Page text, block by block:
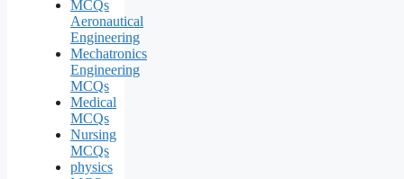
MCQs
Aeronautical
Engineering
Mechatronics
Engineering
MCQs
Medical
MCQs
Nursing
MCQs
physics